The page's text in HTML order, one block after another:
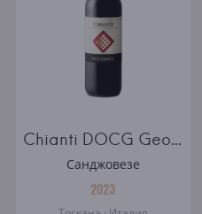
Chianti DOCG Geografico
Санджовезе
2023